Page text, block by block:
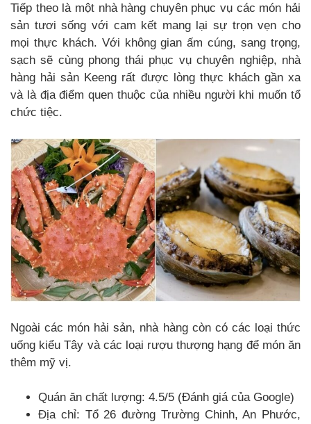
Tiếp theo là một nhà hàng chuyên phục vụ các món hải
sản tươi sống với cam kết mang lại sự trọn vẹn cho
mọi thực khách. Với không gian ấm cúng, sang trọng,
sạch sẽ cùng phong thái phục vụ chuyên nghiệp, nhà
hàng hải sản Keeng rất được lòng thực khách gần xa
và là địa điểm quen thuộc của nhiều người khi muốn tổ
chức tiệc.
Ngoài các món hải sản, nhà hàng còn có các loại thức
uống kiểu Tây và các loại rượu thượng hạng để món ăn
thêm mỹ vị.
Quán ăn chất lượng: 4.5/5 (Đánh giá của Google)
Địa chỉ: Tổ 26 đường Trường Chinh, An Phước,